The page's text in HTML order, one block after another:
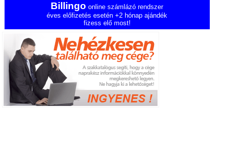
Billingo online számlázó rendszer
éves előfizetés esetén +2 hónap ajándék
fizess elő most!